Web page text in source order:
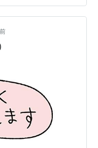
さい。
在うちのこになって
間経ったところまで
い遡って、生後約10